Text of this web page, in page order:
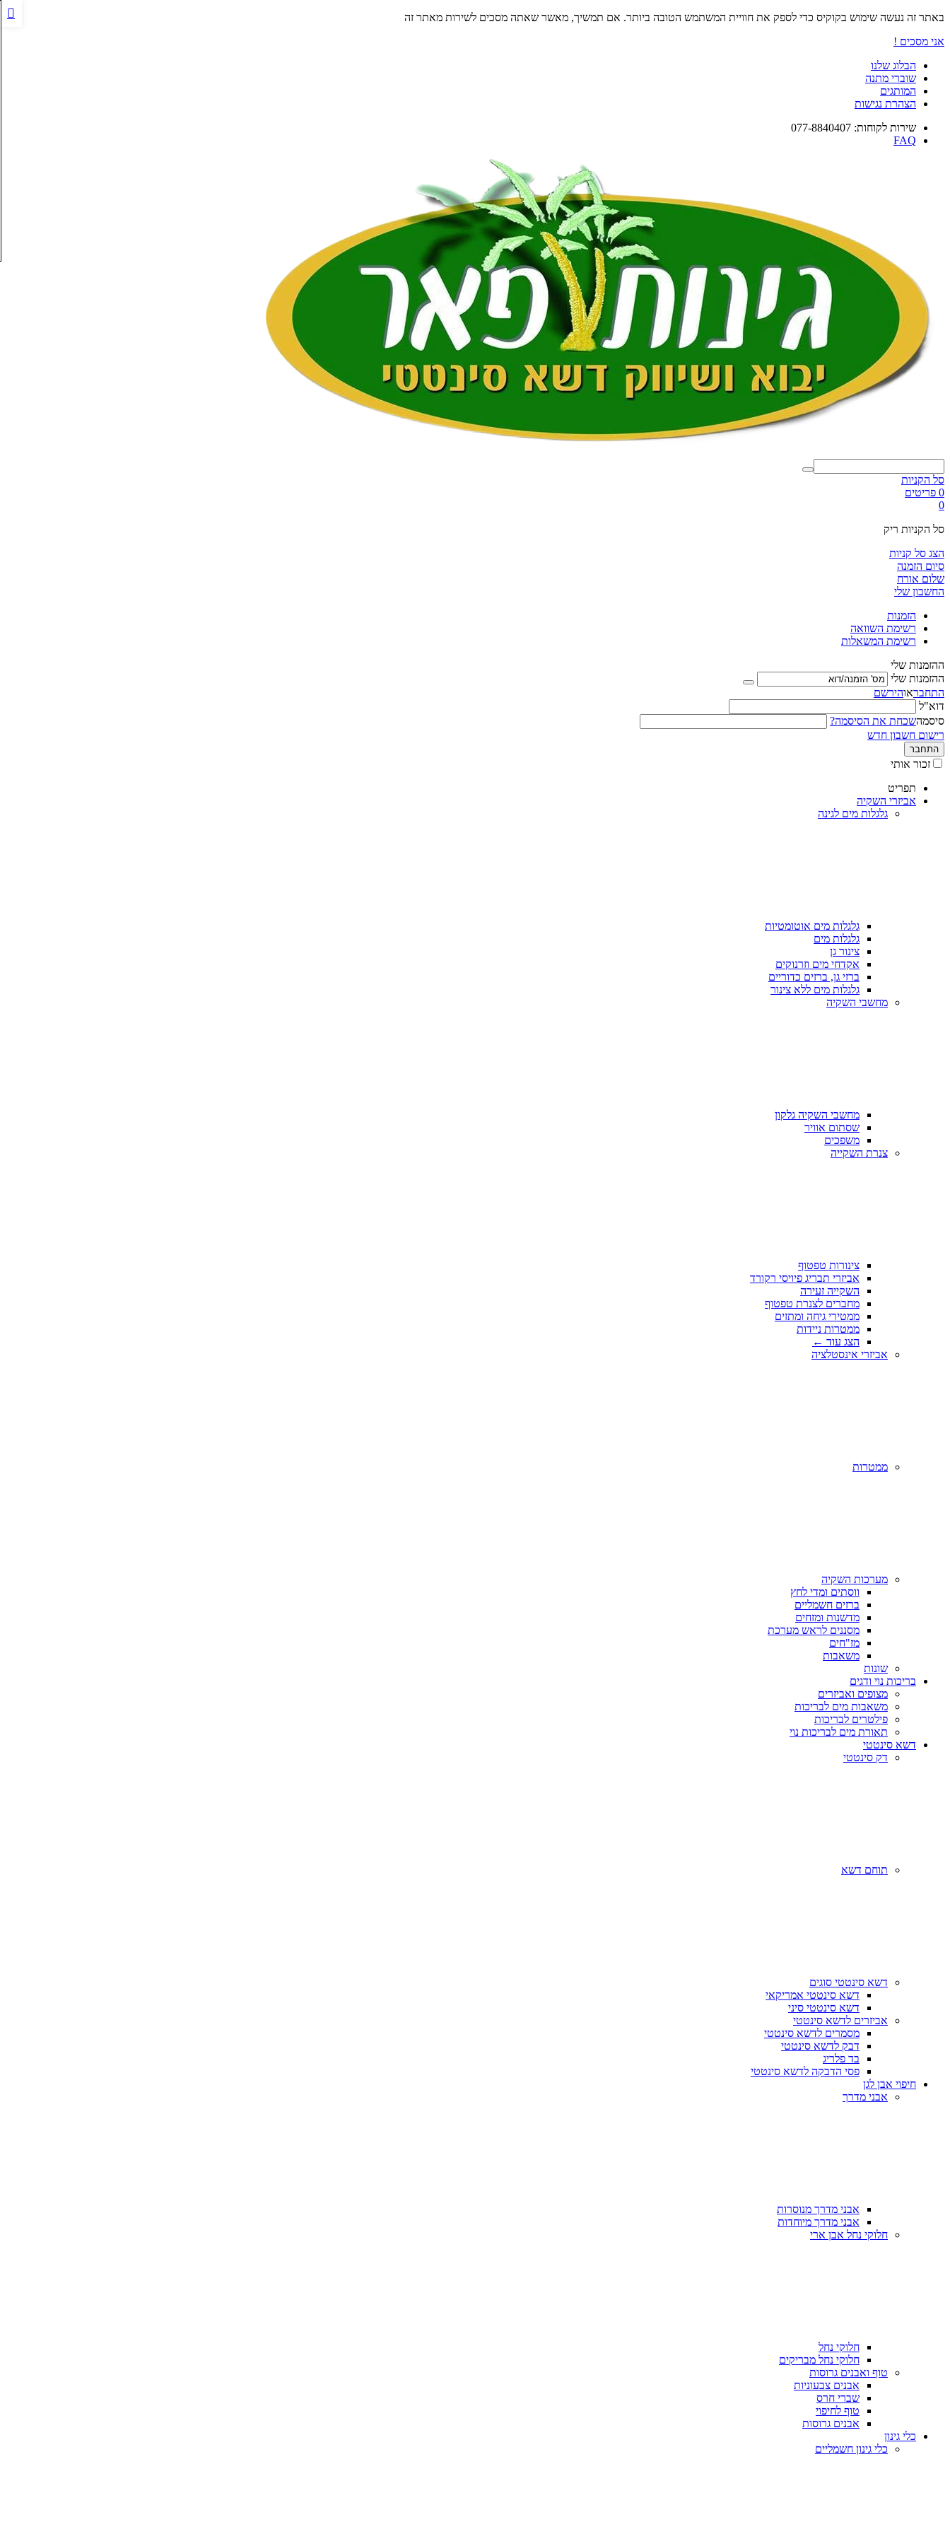
באתר זה נעשה שימוש בקוקיס כדי לספק את חוויית המשתמש הטובה ביותר. אם תמשיך, מאשר שאתה מסכים לשירות מאתר זה
אני מסכים !
הבלוג שלנו
שוברי מתנה
המותגים
הצהרת נגישות
שירות לקוחות: 077-8840407
FAQ
סל הקניות
0 פריטים
0
סל הקניות ריק
הצג סל קניות
סיום הזמנה
שלום אורח
החשבון שלי
הזמנות
רשימת השוואה
רשימת המשאלות
ההזמנות שלי
ההזמנות שלי
התחבראוהירשם
דוא"ל
סיסמהשכחת את הסיסמה?
רישום חשבון חדש
התחבר
זכור אותי
תפריט
אביזרי השקיה
גלגלות מים לגינה
גלגלות מים אוטומטיות
גלגלות מים
צינור גן
אקדחי מים וזרנוקים
ברזי גן, ברזים כדוריים
גלגלות מים ללא צינור
מחשבי השקיה
מחשבי השקיה גלקון
שסתום אוויר
משפכים
צנרת השקייה
צינורות טפטוף
אביזרי תבריג פיויסי רקורד
השקייה זעירה
מחברים לצנרת טפטוף
ממטירי גיחה ומתזים
ממטרות ניידות
הצג עוד ←
אביזרי אינסטלציה
ממטרות
מערכות השקיה
ווסתים ומדי לחץ
ברזים חשמליים
מדשנות ומזחים
מסננים לראש מערכת
מז"חים
משאבות
שונות
בריכות נוי ודגים
מצופים ואביזרים
משאבות מים לבריכות
פילטרים לבריכות
תאורת מים לבריכות נוי
דשא סינטטי
דק סינטטי
תוחם דשא
דשא סינטטי סוגים
דשא סינטטי אמריקאי
דשא סינטטי סיני
אביזרים לדשא סינטטי
מסמרים לדשא סינטטי
דבק לדשא סינטטי
בד פלריג
פסי הדבקה לדשא סינטטי
חיפוי אבן לגן
אבני מדרך
אבני מדרך מנוסרות
אבני מדרך מיוחדות
חלוקי נחל אבן ארי
חלוקי נחל
חלוקי נחל מבריקים
טוף ואבנים גרוסות
אבנים צבעוניות
שברי חרס
טוף לחיפוי
אבנים גרוסות
כלי גינון
כלי גינון חשמליים